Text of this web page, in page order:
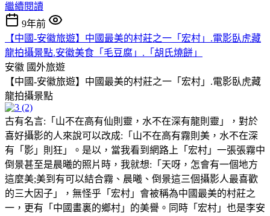
繼續閱讀
9年前
【中國-安徽旅遊】中國最美的村莊之一「宏村」.電影臥虎藏
龍拍攝景點.安徽美食「毛豆腐」.「胡氏燒餅」
安徽 國外旅遊
【中國-安徽旅遊】中國最美的村莊之一「宏村」.電影臥虎藏
龍拍攝景點
古有名言:「山不在高有仙則靈，水不在深有龍則靈」，對於
喜好攝影的人來說可以改成:「山不在高有霧則美，水不在深
有「影」則狂」。是以，當我看到網路上「宏村」一張張霧中
倒景甚至是晨曦的照片時，我就想:「天呀，怎會有一個地方
這麼美;美到有可以結合霧、晨曦、倒景這三個攝影人最喜歡
的三大因子」，無怪乎「宏村」會被稱為中國最美的村莊之
一，更有「中國畫裏的鄉村」的美譽。同時「宏村」也是李安